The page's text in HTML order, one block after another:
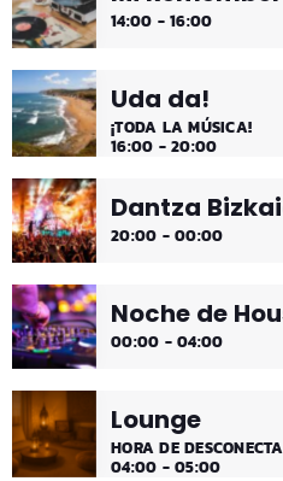
14:00 - 16:00
Uda da!
¡TODA LA MÚSICA!
16:00 - 20:00
Dantza
20:00 - 00:00
Noche de
00:00 - 04:00
Lounge
HORA DE
04:00 - 05:00